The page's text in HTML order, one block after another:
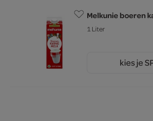
Melkunie boeren
1 Liter
kies je